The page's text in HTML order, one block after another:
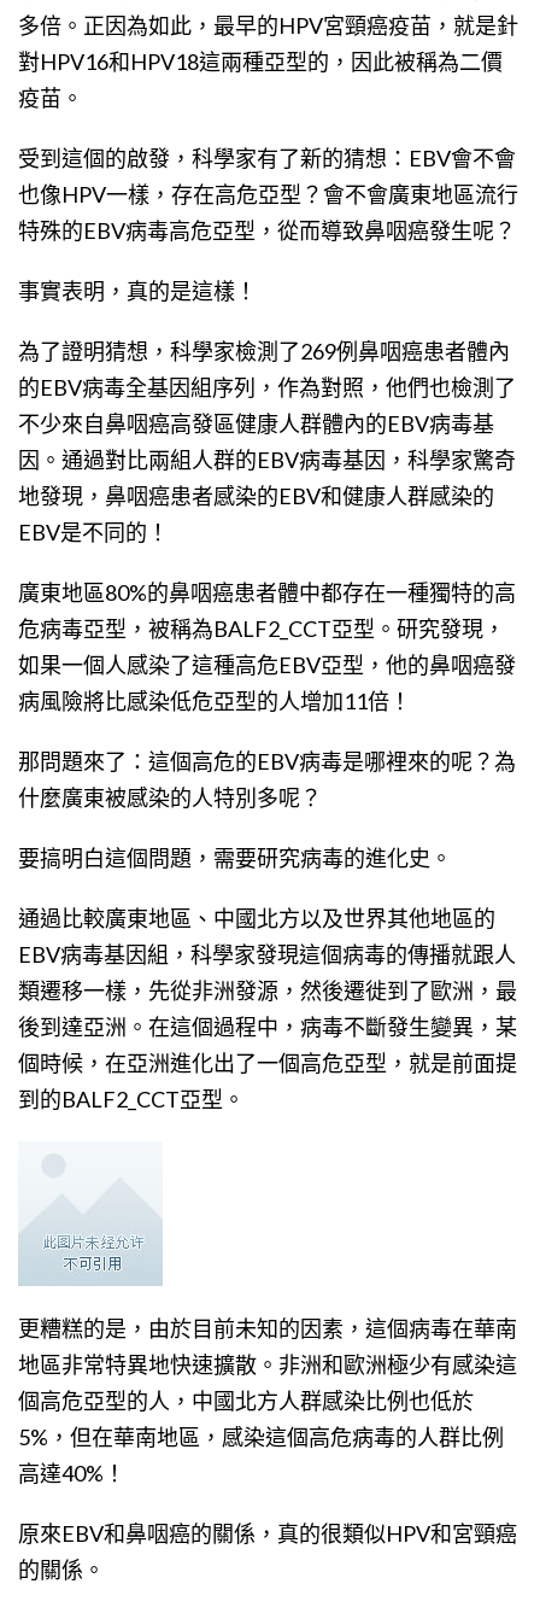
多倍。正因為如此，最早的HPV宮頸癌疫苗，就是針
對HPV16和HPV18這兩種亞型的，因此被稱為二價
疫苗。
受到這個的啟發，科學家有了新的猜想：EBV會不會
也像HPV一樣，存在高危亞型？會不會廣東地區流行
特殊的EBV病毒高危亞型，從而導致鼻咽癌發生呢？
事實表明，真的是這樣！
為了證明猜想，科學家檢測了269例鼻咽癌患者體內
的EBV病毒全基因組序列，作為對照，他們也檢測了
不少來自鼻咽癌高發區健康人群體內的EBV病毒基
因。通過對比兩組人群的EBV病毒基因，科學家驚奇
地發現，鼻咽癌患者感染的EBV和健康人群感染的
EBV是不同的！
廣東地區80%的鼻咽癌患者體中都存在一種獨特的高
危病毒亞型，被稱為BALF2​​_CCT亞型。研究發現，
如果一個人感染了這種高危EBV亞型，他的鼻咽癌發
病風險將比感染低危亞型的人增加11倍！
那問題來了：這個高危的EBV病毒是哪裡來的呢？為
什麼廣東被感染的人特別多呢？
要搞明白這個問題，需要研究病毒的進化史。
通過比較廣東地區、中國北方以及世界其他地區的
EBV病毒基因組，科學家發現這個病毒的傳播就跟人
類遷移一樣，先從非洲發源，然後遷徙到了歐洲，最
後到達亞洲。在這個過程中，病毒不斷發生變異，某
個時候，在亞洲進化出了一個高危亞型，就是前面提
到的BALF2​​_CCT亞型。
更糟糕的是，由於目前未知的因素，這個病毒在華南
地區非常特異地快速擴散。非洲和歐洲極少有感染這
個高危亞型的人，中國北方人群感染比例也低於
5%，但在華南地區，感染這個高危病毒的人群比例
高達40%！
原來EBV和鼻咽癌的關係，真的很類似HPV和宮頸癌
的關係。